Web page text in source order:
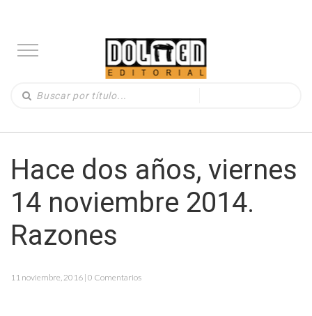
Hace dos años, viernes
14 noviembre 2014.
Razones
11 noviembre, 2016 | 0 Comentarios